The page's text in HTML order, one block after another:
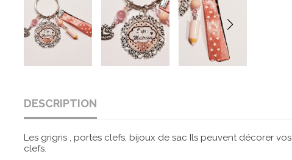
DESCRIPTION
Les grigris , portes clefs, bijoux de sac Ils peuvent décorer
clefs.